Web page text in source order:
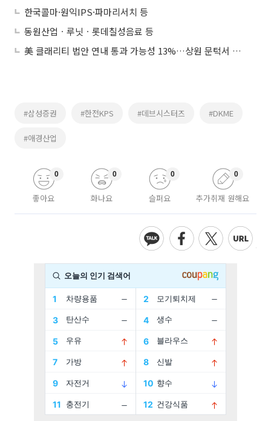
한국콜마·원익IPS·파마리서치 등
동원산업ㆍ루닛ㆍ롯데칠성음료 등
美 클래리티 법안 연내 통과 가능성 13%…상원 문턱서 제동
#삼성증권 #한전KPS #데브시스터즈 #DKME
#애경산업
좋아요
0
화나요
0
슬퍼요
0
추가취재 원해요
0